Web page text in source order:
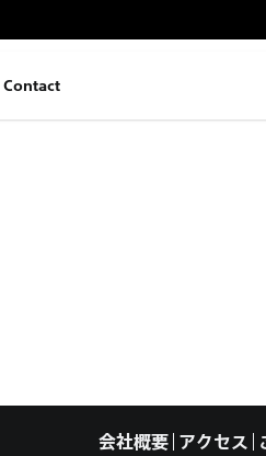
Contact
会社概要 アクセス